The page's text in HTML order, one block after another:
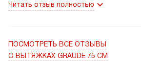
Единственное, по-моему, она слишком
Читать отзыв полностью
ПОСМОТРЕТЬ ВСЕ ОТЗЫВЫ
О ВЫТЯЖКАХ GRAUDE 75 СМ